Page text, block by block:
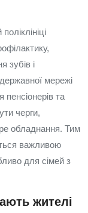
зубів і
мережі
та
черги,
обладнання. Тим
важливою
для сімей з
жителі